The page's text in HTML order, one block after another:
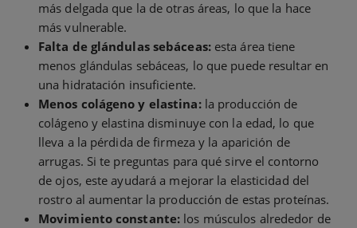
más delgada que la de otras áreas, lo que la hace
más vulnerable.
Falta de glándulas sebáceas:esta área tiene
menos glándulas sebáceas, lo que puede resultar en
una hidratación insuficiente.
Menos colágeno y elastina:la producción de
colágeno y elastina disminuye con la edad, lo que
lleva a la pérdida de firmeza y la aparición de
arrugas. Si te preguntas para qué sirve el contorno
de ojos, este ayudará a mejorar la elasticidad del
rostro al aumentar la producción de estas proteínas.
Movimiento constante: los músculos alrededor de